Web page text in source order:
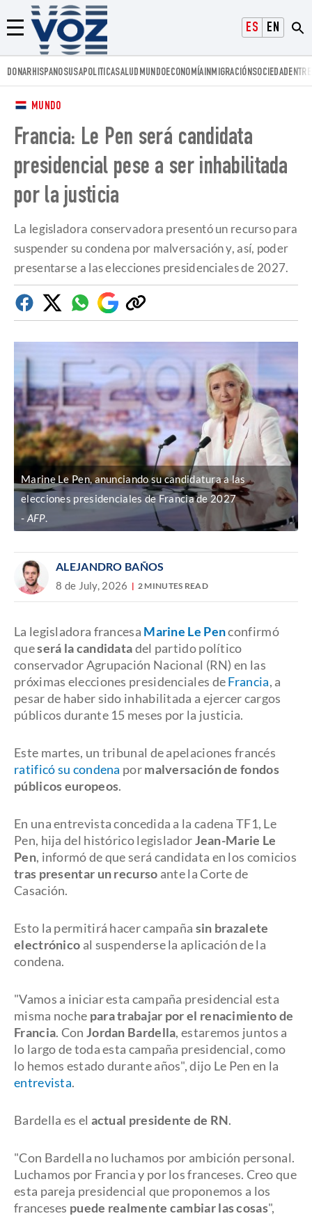
ESPAÑOLENGLISH
Menú
Voz.us
DONARHISPANOSUSAPOLITICASALUD MUNDOECONOMÍAINMIGRACIÓNSOCIEDAD
MUNDO
Francia: Le Pen será candidata
presidencial pese a ser inhabilitada
por la justicia
La legisladora conservadora presentó un recurso para
suspender su condena por malversación y, así, poder
presentarse a las elecciones presidenciales de 2027.
FacebookTwitterWhatsapp
Google
Discover
Copiar
enlace
Marine Le Pen, anunciando su candidatura a las
elecciones presidenciales de Francia de 2027
AFP.
ALEJANDRO BAÑOS
8 de July, 2026 2 MINUTES READ
La legisladora francesa Marine Le Penconfirmó
queserá la candidatadel partido político
conservador Agrupación Nacional (RN) en las
próximas elecciones presidenciales deFrancia, a
pesar de haber sido inhabilitada a ejercer cargos
públicos durante 15 meses por la justicia.
Este martes, un tribunal de apelaciones francés
ratificó su condena pormalversación de fondos
públicos europeos.
En una entrevista concedida a la cadena TF1, Le
Pen, hija del histórico legisladorJean-Marie Le
Pen, informó de que será candidata en los comicios
tras presentar un recurso ante la Corte de
Casación.
Esto la permitirá hacer campaña sin brazalete
electrónico al suspenderse la aplicación de la
condena.
"Vamos a iniciar esta campaña presidencial esta
misma noche para trabajar por el renacimiento de
Francia. Con Jordan Bardella, estaremos juntos a
lo largo de toda esta campaña presidencial, como
lo hemos estado durante años", dijo Le Pen en la
entrevista.
Bardella es el actual presidente de RN.
"Con Bardella no luchamos por ambición personal.
Luchamos por Francia y por los franceses. Creo que
esta pareja presidencial que proponemos a los
franceses puede realmente cambiar las cosas",